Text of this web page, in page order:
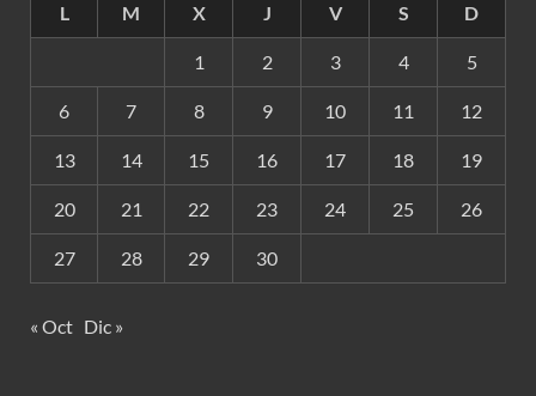
L
M X J V S D
1 2 3 4 5
6 7 8 9 10 11 12
13 14 15 16 17 18 19
20 21 22 23 24 25 26
27 28 29 30
« Oct Dic »